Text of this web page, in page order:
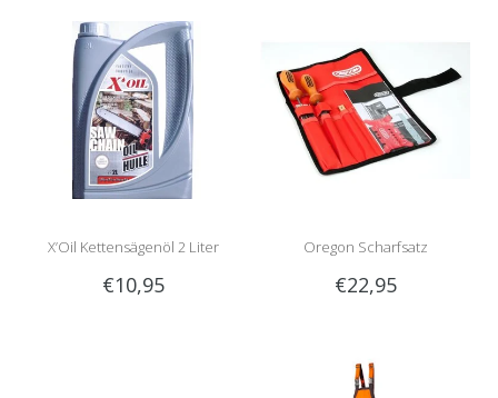
X’Oil Kettensägenöl 2 Liter
€10,95
Oregon Scharfsatz
€22,95